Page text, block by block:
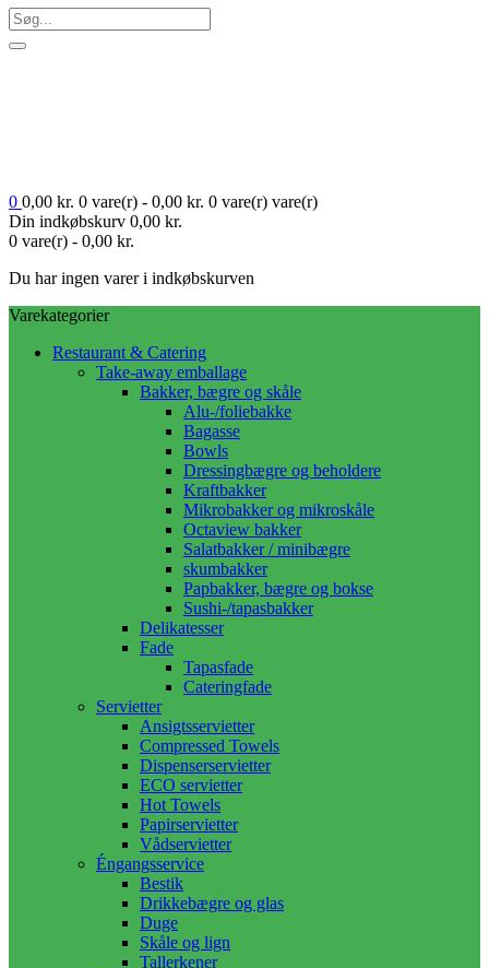
0 0,00 kr. 0 vare(r) - 0,00 kr. 0 vare(r) vare(r)
Din indkøbskurv 0,00 kr.
0 vare(r) - 0,00 kr.
Du har ingen varer i indkøbskurven
Varekategorier
Restaurant & Catering
Take-away emballage
Bakker, bægre og skåle
Alu-/foliebakke
Bagasse
Bowls
Dressingbægre og beholdere
Kraftbakker
Mikrobakker og mikroskåle
Octaview bakker
Salatbakker / minibægre
skumbakker
Papbakker, bægre og bokse
Sushi-/tapasbakker
Delikatesser
Fade
Tapasfade
Cateringfade
Servietter
Ansigtsservietter
Compressed Towels
Dispenserservietter
ECO servietter
Hot Towels
Papirservietter
Vådservietter
Éngangsservice
Bestik
Drikkebægre og glas
Duge
Skåle og lign
Tallerkener